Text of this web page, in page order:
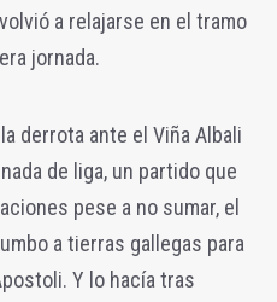
a relajarse en el tramo
jornada.
derrota ante el Viña Albali
de liga, un partido que
pese a no sumar, el
a tierras gallegas para
Y lo hacía tras